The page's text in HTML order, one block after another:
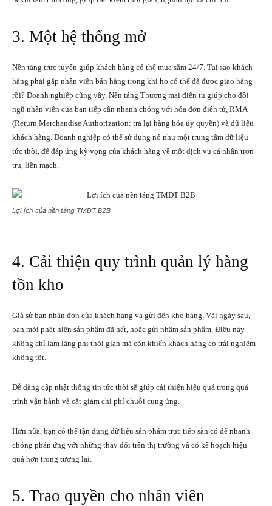
3. Một hệ thống mở
Nền tảng trực tuyến giúp khách hàng có thể mua sắm 24/7. Tại sao khách
hàng phải gặp nhân viên bán hàng trong khi họ có thể đã được giao hàng
rồi? Doanh nghiệp cũng vậy. Nền tảng Thương mại điện tử giúp cho đội
ngũ nhân viên của bạn tiếp cận nhanh chóng với hóa đơn điện tử, RMA
(Return Merchandise Authorization: trả lại hàng hóa ủy quyền) và dữ liệu
khách hàng. Doanh nghiệp có thể sử dụng nó như một trung tâm dữ liệu
tức thời, để đáp ứng kỳ vọng của khách hàng về một dịch vụ cá nhân trơn
tru, liền mạch.
Lợi ích của nền tảng TMĐT B2B
4. Cải thiện quy trình quản lý hàng
tồn kho
Giả sử bạn nhận đơn của khách hàng và gửi đến kho hàng. Vài ngày sau,
bạn mới phát hiện sản phẩm đã hết, hoặc gửi nhầm sản phẩm. Điều này
không chỉ làm lãng phí thời gian mà còn khiến khách hàng có trải nghiệm
không tốt.
Dễ dàng cập nhật thông tin tức thời sẽ giúp cải thiện hiệu quả trong quá
trình vận hành và cắt giảm chi phí chuỗi cung ứng.
Hơn nữa, bạn có thể tận dụng dữ liệu sản phẩm trực tiếp sẵn có để nhanh
chóng phản ứng với những thay đổi trên thị trường và có kế hoạch hiệu
quả hơn trong tương lai.
5. Trao quyền cho nhân viên